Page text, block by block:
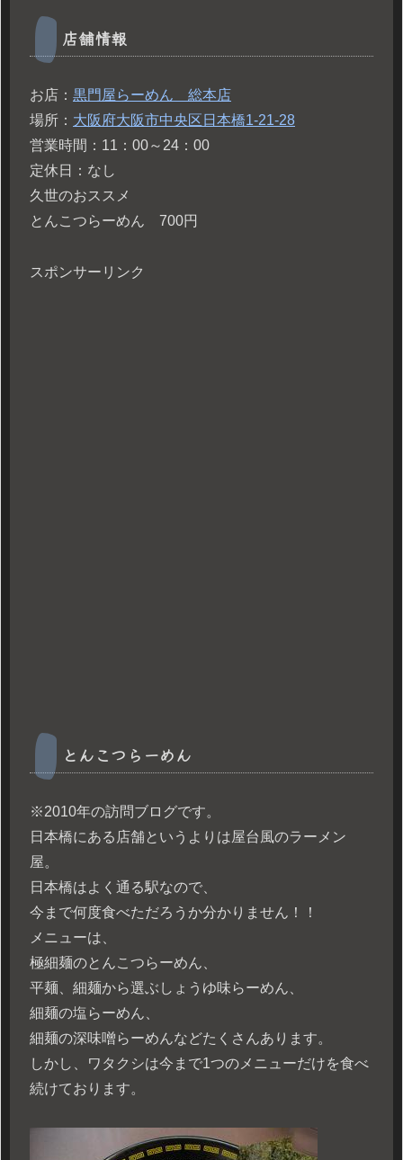
店舗情報
お店： 黒門屋らーめん 総本店
場所： 大阪府大阪市中央区日本橋1-21-28
営業時間：11：00～24：00
定休日：なし
久世のおススメ
とんこつらーめん 700円
スポンサーリンク
とんこつらーめん
※2010年の訪問ブログです。
日本橋にある店舗というよりは屋台風のラーメン
屋。
日本橋はよく通る駅なので、
今まで何度食べただろうか分かりません！！
メニューは、
極細麺のとんこつらーめん、
平麺、細麺から選ぶしょうゆ味らーめん、
細麺の塩らーめん、
細麺の深味噌らーめんなどたくさんあります。
しかし、ワタクシは今まで1つのメニューだけを食べ
続けております。